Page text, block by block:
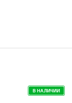
В НАЛИЧИИ